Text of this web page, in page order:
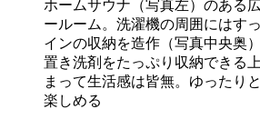
ホームサウナ（写真左）のある
ールーム。洗濯機の周囲にはす
インの収納を造作（写真中央奥
置き洗剤をたっぷり収納できる
まって生活感は皆無。ゆったり
楽しめる